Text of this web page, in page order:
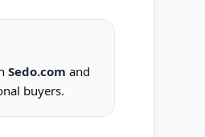
Sedo.com and
buyers.